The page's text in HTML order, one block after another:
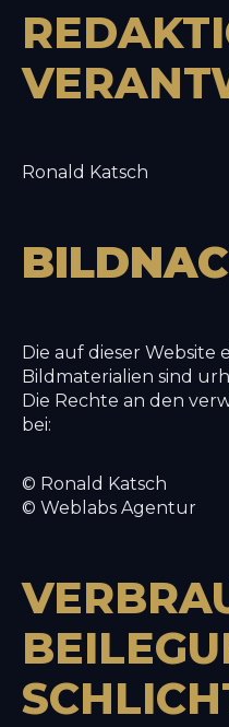
Kaiser
5640
Ronald Katsch
Die auf dieser Website
Bildmaterialien sind
Die Rechte an den
bei:
© Ronald Katsch
© Weblabs Agentur